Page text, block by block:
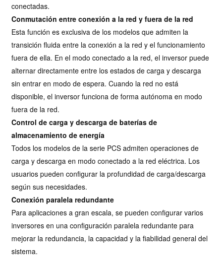
conectadas.
Conmutación entre conexión a la red y fuera de la red
Esta función es exclusiva de los modelos que admiten la
transición fluida entre la conexión a la red y el funcionamiento
fuera de ella. En el modo conectado a la red, el inversor puede
alternar directamente entre los estados de carga y descarga
sin entrar en modo de espera. Cuando la red no está
disponible, el inversor funciona de forma autónoma en modo
fuera de la red.
Control de carga y descarga de baterías de
almacenamiento de energía
Todos los modelos de la serie PCS admiten operaciones de
carga y descarga en modo conectado a la red eléctrica. Los
usuarios pueden configurar la profundidad de carga/descarga
según sus necesidades.
Conexión paralela redundante
Para aplicaciones a gran escala, se pueden configurar varios
inversores en una configuración paralela redundante para
mejorar la redundancia, la capacidad y la fiabilidad general del
sistema.